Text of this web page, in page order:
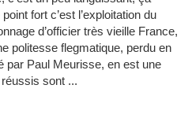
fort c’est l’exploitation du
d’officier très vieille France,
politesse flegmatique, perdu en
par Paul Meurisse, en est une
sont ...